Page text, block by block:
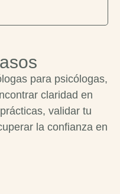
para psicólogas,
claridad en
validar tu
la confianza en